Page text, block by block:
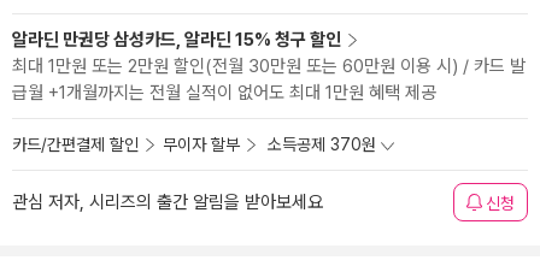
알라딘 만권당 삼성카드, 알라딘 15% 청구 할인
최대 1만원 또는 2만원 할인(전월 30만원 또는 60만원 이용 시) / 카드 발
급월 +1개월까지는 전월 실적이 없어도 최대 1만원 혜택 제공
카드/간편결제 할인 무이자 할부 소득공제 370원
관심 저자, 시리즈의 출간 알림을 받아보세요 신청